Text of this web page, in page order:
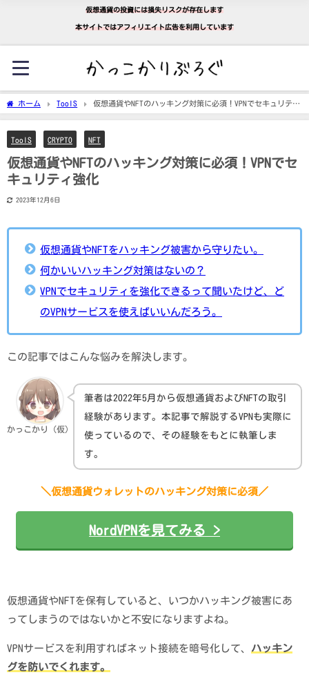
仮想通貨の投資には損失リスクが存在します
本サイトではアフィリエイト広告を利用しています
ホーム ToolS
仮想通貨やNFTのハッキング対策に必須！VPNでセキュリティ
強化
ToolS CRYPTO NFT
仮想通貨やNFTのハッキング対策に必須！VPNでセ
キュリティ強化
2023年12月6日
仮想通貨やNFTをハッキング被害から守りたい。
何かいいハッキング対策はないの？
VPNでセキュリティを強化できるって聞いたけど、ど
のVPNサービスを使えばいいんだろう。
この記事ではこんな悩みを解決します。
かっこかり（仮）
筆者は2022年5月から仮想通貨およびNFTの取引
経験があります。本記事で解説するVPNも実際に
使っているので、その経験をもとに執筆しま
す。
＼仮想通貨ウォレットのハッキング対策に必須／
NordVPNを見てみる >
仮想通貨やNFTを保有していると、いつかハッキング被害にあ
ってしまうのではないかと不安になりますよね。
VPNサービスを利用すればネット接続を暗号化して、 ハッキン
グを防いでくれます。